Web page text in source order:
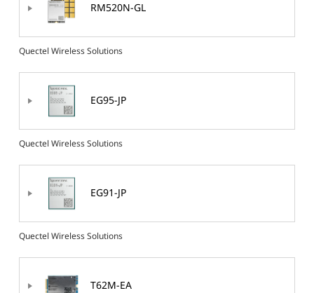
RM520N-GL
Quectel Wireless Solutions
EG95-JP
Quectel Wireless Solutions
EG91-JP
Quectel Wireless Solutions
T62M-EA